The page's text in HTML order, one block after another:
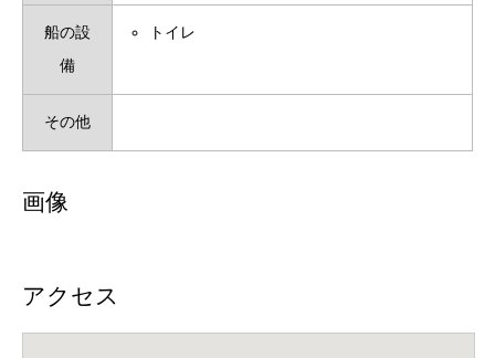
船の設
備
トイレ
その他
画像
アクセス